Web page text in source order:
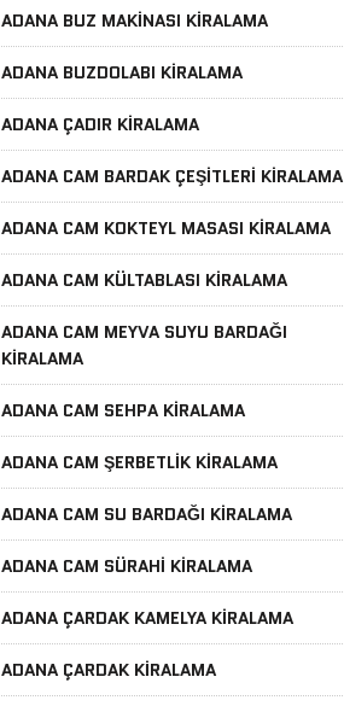
ADANA BUZ MAKINASI KIRALAMA
ADANA BUZDOLABI KIRALAMA
ADANA ÇADIR KIRALAMA
ADANA CAM BARDAK ÇEŞITLERI KIRALAMA
ADANA CAM KOKTEYL MASASI KIRALAMA
ADANA CAM KÜLTABLASI KIRALAMA
ADANA CAM MEYVA SUYU BARDAĞI
KIRALAMA
ADANA CAM SEHPA KIRALAMA
ADANA CAM ŞERBETLIK KIRALAMA
ADANA CAM SU BARDAĞI KIRALAMA
ADANA CAM SÜRAHI KIRALAMA
ADANA ÇARDAK KAMELYA KIRALAMA
ADANA ÇARDAK KIRALAMA